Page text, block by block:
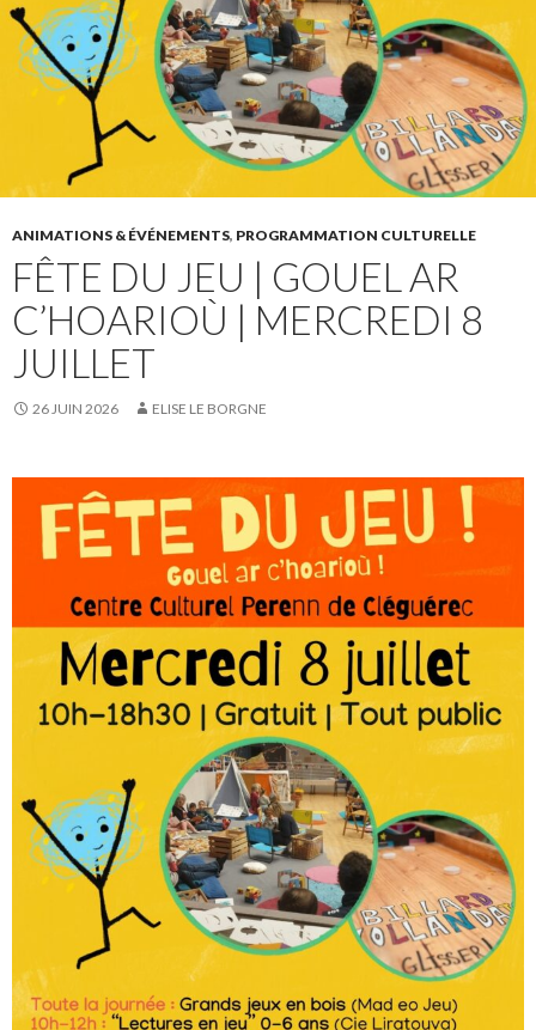
ANIMATIONS & ÉVÉNEMENTS, PROGRAMMATION CULTURELLE
FÊTE DU JEU | GOUEL AR
C’HOARIOÙ | MERCREDI 8
JUILLET
26 JUIN 2026 ELISE LE BORGNE